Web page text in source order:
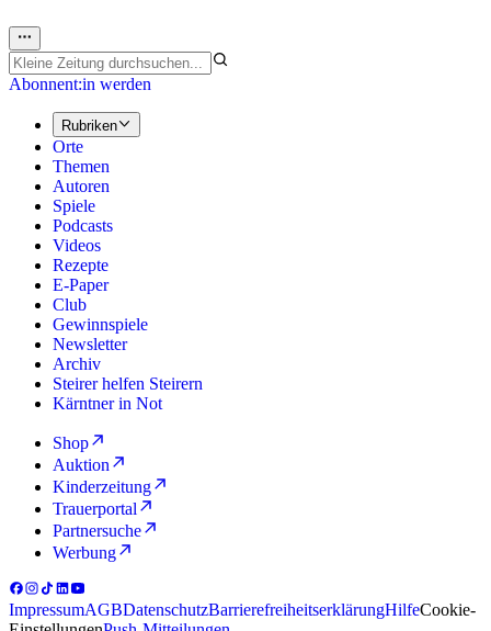
Abonnent:in werden
Rubriken
Orte
Themen
Autoren
Spiele
Podcasts
Videos
Rezepte
E-Paper
Club
Gewinnspiele
Newsletter
Archiv
Steirer helfen Steirern
Kärntner in Not
Shop
Auktion
Kinderzeitung
Trauerportal
Partnersuche
Werbung
ImpressumAGBDatenschutzBarrierefreiheitserklärungHilfeCookie-